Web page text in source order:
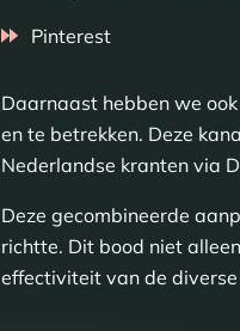
Pinterest
Daarnaast hebben we
en te betrekken. Deze
Nederlandse kranten via
Deze gecombineerde
richtte. Dit bood niet
effectiviteit van de